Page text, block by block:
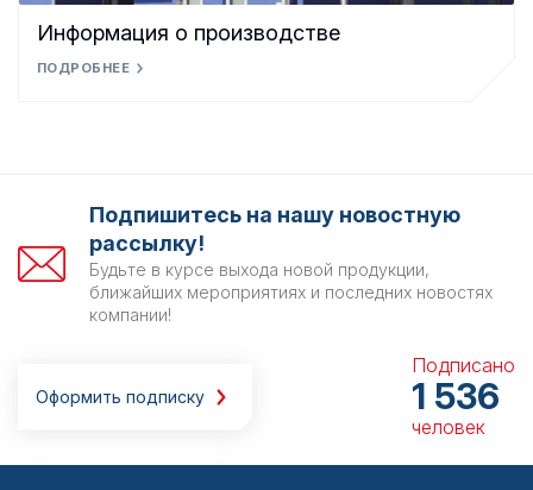
Информация о производстве
ПОДРОБНЕЕ
Подпишитесь на нашу новостную
рассылку!
Будьте в курсе выхода новой продукции,
ближайших мероприятиях и последних новостях
компании!
Оформить подписку
Подписано
1 536
человек